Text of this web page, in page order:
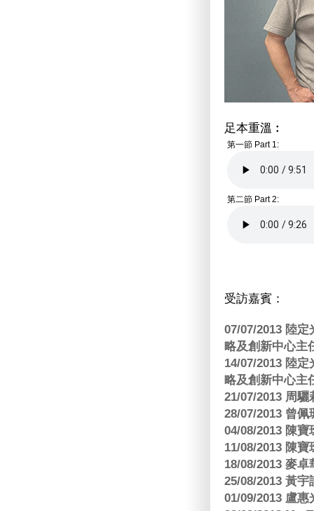
足本重溫︰
第一節 Part 1:
第二節 Part 2:
受訪嘉賓：
07/07/2013 陸
略及創新中心主
14/07/2013 陸
略及創新中心主
21/07/2013 周
28/07/2013 曾
04/08/2013 陳
11/08/2013 陳
18/08/2013 麥
25/08/2013 黃
01/09/2013 盧